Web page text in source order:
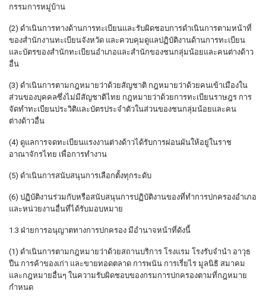
กรรมการหมู่บ้าน
(2) ดำเนินการทางด้านการทะเบียนและรับผิดชอบการดำเนินการตามหน้าที่
ของสำนักงานทะเบียนจังหวัด และควบคุมดูแลปฏิบัติงานด้านการทะเบียน
และบัตรของสำนักทะเบียนอำเภอและสำนักของชนกลุ่มน้อยและคนต่างด้าว
อื่น
(3) ดำเนินการตามกฎหมายว่าด้วยสัญชาติ กฎหมายว่าด้วยคนเข้าเมืองใน
ส่วนของบุคคลซึ่งไม่มีสัญชาติไทย กฎหมายว่าด้วยการทะเบียนราษฎร การ
จัดทำทะเบียนประวิติและบัตรประจำตัวในส่วนของชนกลุ่มน้อยและคน
ต่างด้าวอื่น
(4) ดูแลการจดทะเบียนแรงงานต่างด้าวได้รับการผ่อนผันให้อยู่ในราช
อาณาจักรไทย เพื่อการทำงาน
(5) ดำเนินการสนับสนุนการเลือกตั้งทุกระดับ
(6) ปฏิบัติงานร่วมกับหรือสนับสนุนการปฏิบัติงานของที่ทำการปกครองอำเภอ
และหน่วยงานอื่นที่ได้รับมอบหมาย
1.3 ฝ่ายการอนุญาตทางการปกครอง มีอำนาจหน้าที่ดังนี้
(1) ดำเนินการตามกฎหมายว่าด้วยสถานบริการ โรงแรม โรงรับจำนำ อาวุธ
ปืน การค้าของเก่า และขายทอดตลาด การพนัน การเรี่ยไร มูลนิธิ สมาคม
และกฎหมายอื่นๆ ในความรับผิดชอบของกรมการปกครองตามที่กฎหมาย
กำหนด